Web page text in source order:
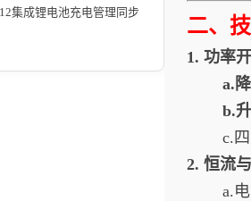
集成锂电池充电管理同步
二、
1. 功率
a.
b.
c.
2. 恒流
a.